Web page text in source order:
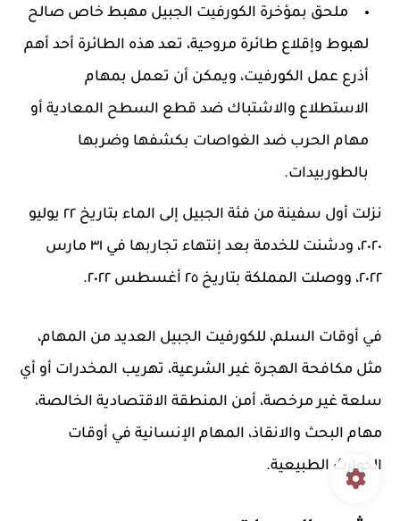
ملحق بمؤخرة الكورفيت الجبيل مهبط خاص صالح
لهبوط وإقلاع طائرة مروحية، تعد هذه الطائرة أحد أهم
أذرع عمل الكورفيت، ويمكن أن تعمل بمهام
الاستطلاع والاشتباك ضد قطع السطح المعادية أو
مهام الحرب ضد الغواصات بكشفها وضربها
بالطوربيدات.
نزلت أول سفينة من فئة الجبيل إلى الماء بتاريخ ٢٢ يوليو
٢٠٢٠، ودشنت للخدمة بعد إنتهاء تجاربها في ٣١ مارس
٢٠٢٢، ووصلت المملكة بتاريخ ٢٥ أغسطس ٢٠٢٢.
في أوقات السلم، للكورفيت الجبيل العديد من المهام،
مثل مكافحة الهجرة غير الشرعية، تهريب المخدرات أو أي
سلعة غير مرخصة، أمن المنطقة الاقتصادية الخالصة،
مهام البحث والانقاذ، المهام الإنسانية في أوقات
الكوارث الطبيعية.